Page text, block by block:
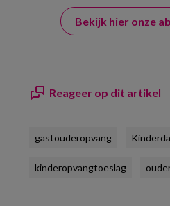
Bekijk hier onze
Reageer op dit artikel
gastouderopvang
kinderopvangtoeslag